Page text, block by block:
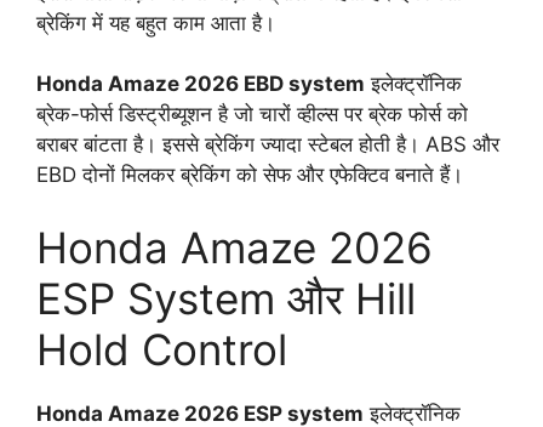
ब्रेकिंग में यह बहुत काम आता है।
Honda Amaze 2026 EBD system इलेक्ट्रॉनिक
ब्रेक-फोर्स डिस्ट्रीब्यूशन है जो चारों व्हील्स पर ब्रेक फोर्स को
बराबर बांटता है। इससे ब्रेकिंग ज्यादा स्टेबल होती है। ABS और
EBD दोनों मिलकर ब्रेकिंग को सेफ और एफेक्टिव बनाते हैं।
Honda Amaze 2026
ESP System और Hill
Hold Control
Honda Amaze 2026 ESP system इलेक्ट्रॉनिक